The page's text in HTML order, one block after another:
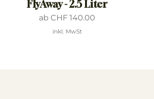
FlyAway - 2.5 Liter
ab CHF 140.00
Sale-Preis
inkl. MwSt